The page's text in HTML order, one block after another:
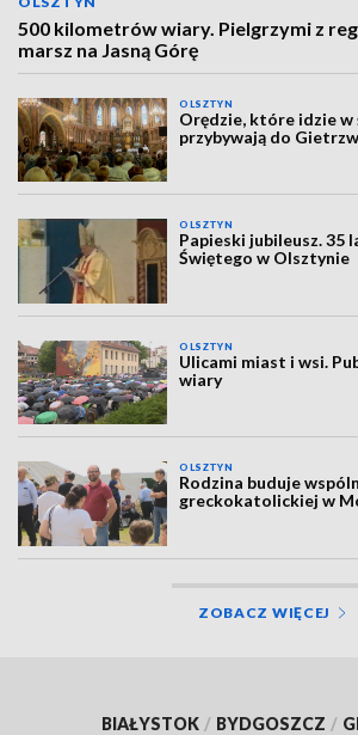
500 kilometrów wiary. Pielgrzymi z
marsz na Jasną Górę
OLSZTYN
Orędzie, które idzie w
przybywają do
OLSZTYN
Papieski jubileusz. 35
Świętego w Olsztynie
OLSZTYN
Ulicami miast i wsi.
wiary
OLSZTYN
Rodzina buduje
greckokatolickiej w
ZOBACZ WIĘCEJ
BIAŁYSTOK / BYDGOSZCZ /